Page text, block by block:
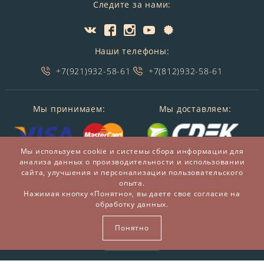
Следите за нами:
Наши телефоны:
+7(921)932-58-61
+7(812)932-58-61
Мы принимаем: Мы доставляем:
© 2014-2026 БронзаМания -Интернет-магазин
подарков и сувениров из бронзы
ВСЕ ПРАВА ЗАЩИЩЕНЫ BRONZAMANIA.RU®
Мы используем cookie и системы сбора информации для
анализа данных о производительности и использовании
сайта, улучшения и персонализации пользовательского
опыта.
Нажимая кнопку «Понятно», вы даете свое согласие на
обработку данных.
Понятно